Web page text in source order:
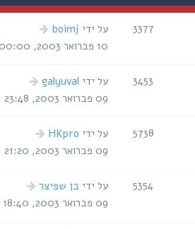
3377
הודעה
אחרונה
על ידי boimj
10 פברואר 2003, 00:00
3453
הודעה
אחרונה
על ידיgalyuval
09 פברואר 2003, 23:48
5738
הודעה
אחרונה
על ידי HKpro
09 פברואר 2003, 21:20
5354
הודעה
אחרונה
על ידי בן שפיצר
09 פברואר 2003, 18:40